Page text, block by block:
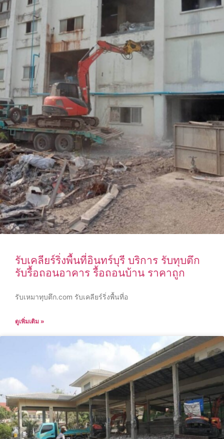
รับเคลียร์ริ่งพื้นที่อินทร์บุรี บริการ รับทุบตึก
รับรื้อถอนอาคาร รื้อถอนบ้าน ราคาถูก
รับเหมาทุบตึก.com รับเคลียร์ริ่งพื้นที่อ
ดูเพิ่มเติม »